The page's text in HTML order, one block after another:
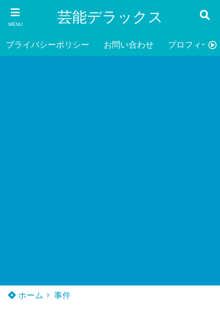
MENU 芸能デラックス
プライバシーポリシー お問い合わせ プロフィール
ホーム 事件